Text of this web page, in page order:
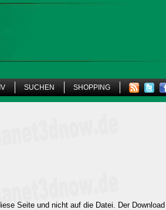
SUCHEN SHOPPING
Seite und nicht auf die Datei. Der